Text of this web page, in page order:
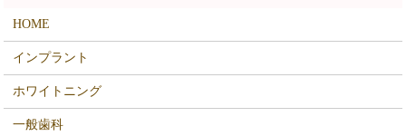
HOME
インプラント
ホワイトニング
一般歯科